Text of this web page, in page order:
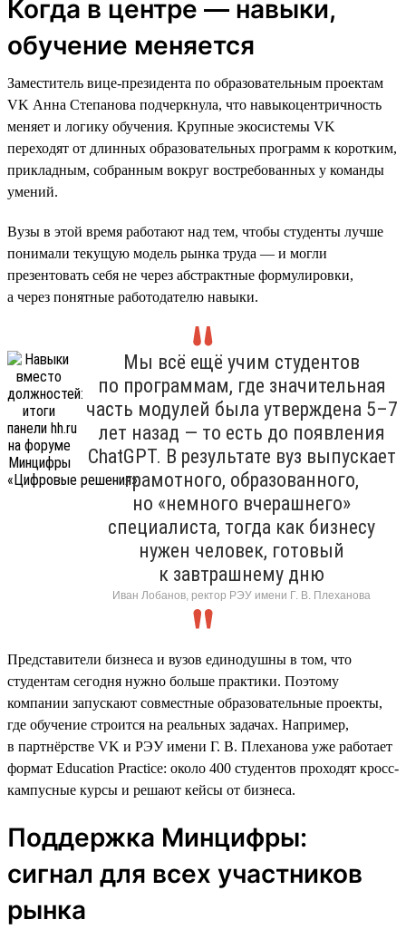
Когда в центре — навыки,
обучение меняется
Заместитель вице-президента по образовательным проектам
VK Анна Степанова подчеркнула, что навыкоцентричность
меняет и логику обучения. Крупные экосистемы VK
переходят от длинных образовательных программ к коротким,
прикладным, собранным вокруг востребованных у команды
умений.
Вузы в этой время работают над тем, чтобы студенты лучше
понимали текущую модель рынка труда — и могли
презентовать себя не через абстрактные формулировки,
а через понятные работодателю навыки.
Мы всё ещё учим студентов
по программам, где значительная
часть модулей была утверждена 5–7
лет назад — то есть до появления
ChatGPT. В результате вуз выпускает
грамотного, образованного,
но «немного вчерашнего»
специалиста, тогда как бизнесу
нужен человек, готовый
к завтрашнему дню
Иван Лобанов, ректор РЭУ имени Г. В. Плеханова
Представители бизнеса и вузов единодушны в том, что
студентам сегодня нужно больше практики. Поэтому
компании запускают совместные образовательные проекты,
где обучение строится на реальных задачах. Например,
в партнёрстве VK и РЭУ имени Г. В. Плеханова уже работает
формат Education Practice: около 400 студентов проходят кросс-
кампусные курсы и решают кейсы от бизнеса.
Поддержка Минцифры:
сигнал для всех участников
рынка